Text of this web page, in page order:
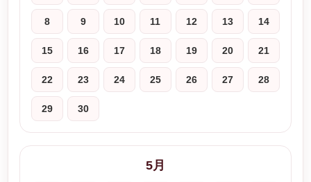
8 9 10 11 12 13 14
15 16 17 18 19 20 21
22 23 24 25 26 27 28
29 30
5月